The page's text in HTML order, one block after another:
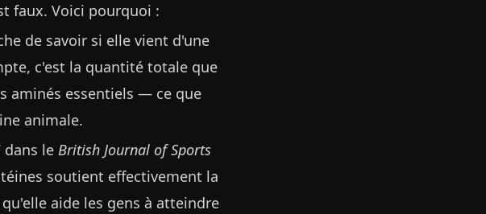
faux. Voici pourquoi :
de savoir si elle vient d'une
c'est la quantité totale que
aminés essentiels — ce que
animale.
dans le British Journal of Sports
soutient effectivement la
aide les gens à atteindre